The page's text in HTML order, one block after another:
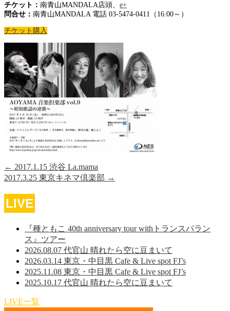
チケット： 南青山MANDALA店頭、 e+
問合せ： 南青山MANDALA 電話 03-5474-0411（16:00～）
チケット購入
← 2017.1.15 渋谷 La.mama
2017.3.25 東京キネマ倶楽部 →
LIVE
『種ともこ 40th anniversary tour withトランスパラン
ス』ツアー
2026.08.07 代官山 晴れたら空に豆まいて
2026.03.14 東京・中目黒 Cafe & Live spot FJ’s
2025.11.08 東京・中目黒 Cafe & Live spot FJ’s
2025.10.17 代官山 晴れたら空に豆まいて
LIVE一覧